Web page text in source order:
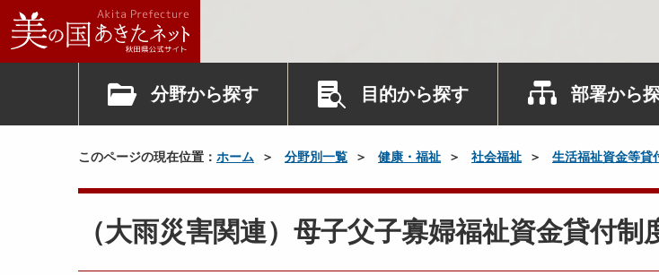
分野から探す 目的から探す 部署から
このページの現在位置： ホーム 分野別一覧 健康・福祉 社会福祉 生活福祉資金等貸
（大雨災害関連）母子父子寡婦福祉資金貸付制